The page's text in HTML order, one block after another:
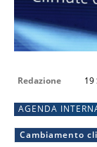
Redazione 19
AGENDA
Cambiamento